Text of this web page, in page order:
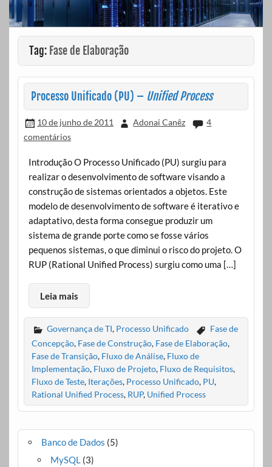
Tag: Fase de Elaboração
Processo Unificado (PU) – Unified Process
10 de junho de 2011 Adonai Canêz
4
comentários
Introdução O Processo Unificado (PU) surgiu para
realizar o desenvolvimento de software visando a
construção de sistemas orientados a objetos. Este
modelo de desenvolvimento de software é iterativo e
adaptativo, desta forma consegue produzir um
sistema de grande porte como se fosse vários
pequenos sistemas, o que diminui o risco do projeto. O
RUP (Rational Unified Process) surgiu como uma […]
Leia mais
Governança de TI, Processo Unificado
Fase de
Concepção, Fase de Construção, Fase de Elaboração,
Fase de Transição, Fluxo de Análise, Fluxo de
Implementação, Fluxo de Projeto, Fluxo de Requisitos,
Fluxo de Teste, Iterações, Processo Unificado, PU,
Rational Unified Process, RUP, Unified Process
Banco de Dados (5)
MySQL(3)